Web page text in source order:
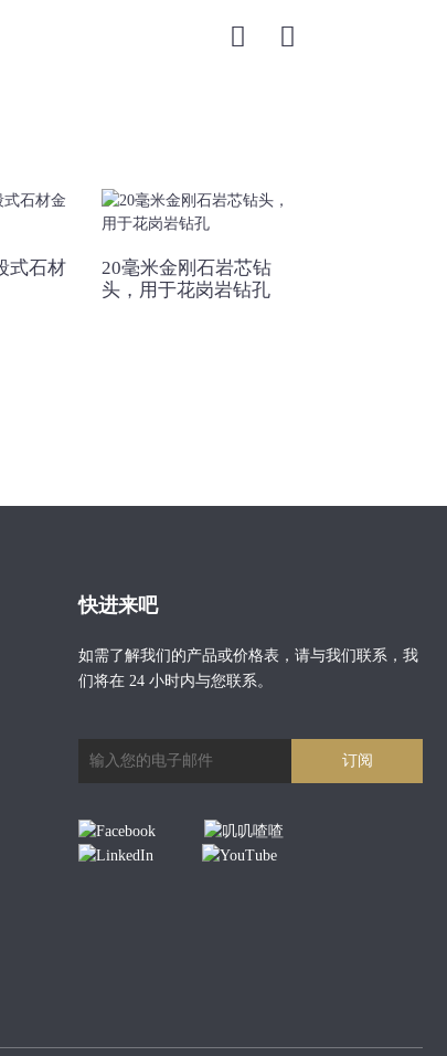
式石材
20毫米金刚石岩芯钻
头，用于花岗岩钻孔
快进来吧
如需了解我们的产品或价格表，请与我们联系，我
们将在 24 小时内与您联系。
订阅